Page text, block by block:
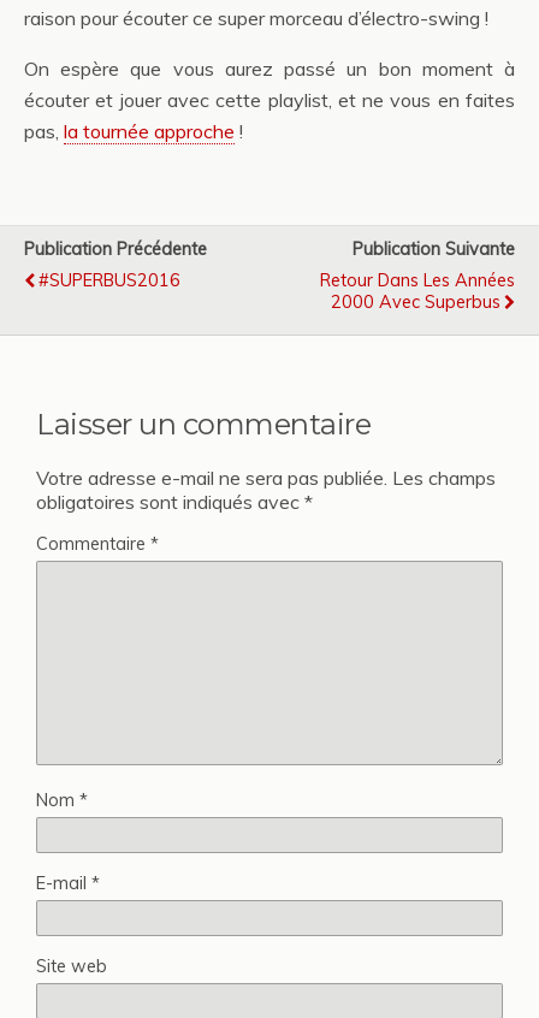
raison pour écouter ce super morceau d’électro-swing !
On espère que vous aurez passé un bon moment à
écouter et jouer avec cette playlist, et ne vous en faites
pas, la tournée approche !
Publication Précédente
#SUPERBUS2016
Publication Suivante
Retour Dans Les Années
2000 Avec Superbus
Laisser un commentaire
Votre adresse e-mail ne sera pas publiée. Les champs
obligatoires sont indiqués avec *
Commentaire *
Nom *
E-mail *
Site web